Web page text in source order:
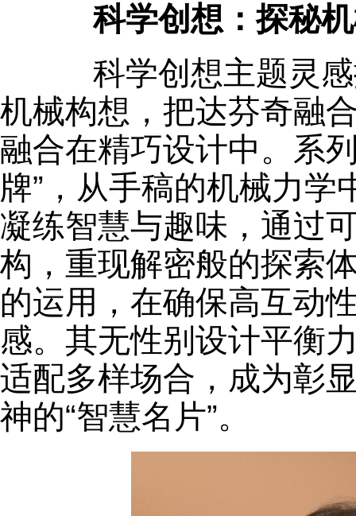
科学创想：探秘
科学创想主题灵感
机械构想，把达芬奇融
融合在精巧设计中。系
牌”，从手稿的机械力
凝练智慧与趣味，通过
构，重现解密般的探索
的运用，在确保高互动
感。其无性别设计平衡
适配多样场合，成为彰
神的“智慧名片”。